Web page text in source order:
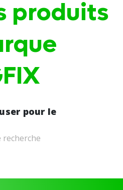
produits
pour le
recherche